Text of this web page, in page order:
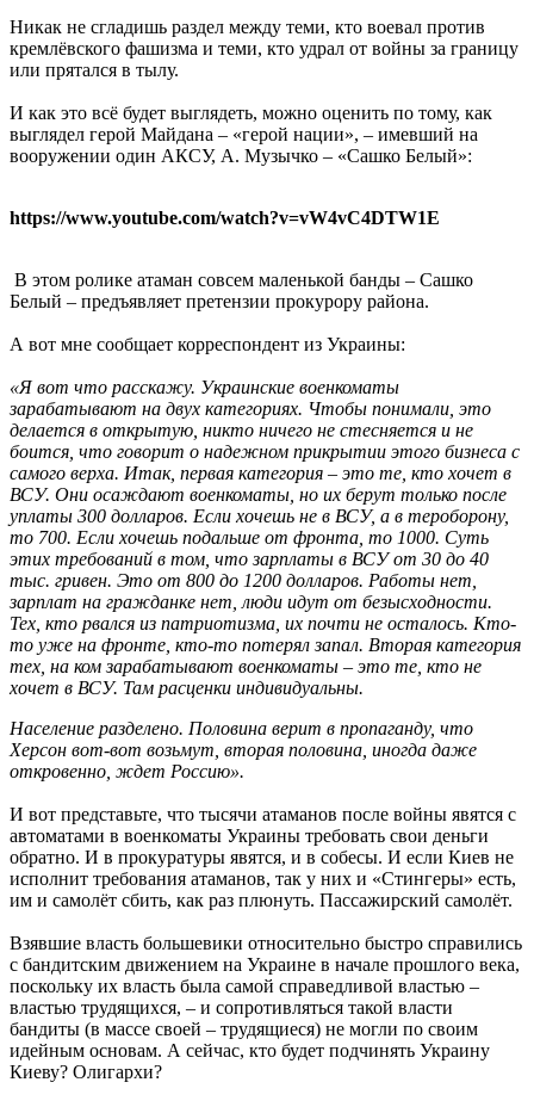
Никак не сгладишь раздел между теми, кто воевал против
кремлёвского фашизма и теми, кто удрал от войны за границу
или прятался в тылу.
И как это всё будет выглядеть, можно оценить по тому, как
выглядел герой Майдана – «герой нации», – имевший на
вооружении один АКСУ, А. Музычко – «Сашко Белый»:
https://www.youtube.com/watch?v=vW4vC4DTW1E
В этом ролике атаман совсем маленькой банды – Сашко
Белый – предъявляет претензии прокурору района.
А вот мне сообщает корреспондент из Украины:
«Я вот что расскажу. Украинские военкоматы
зарабатывают на двух категориях. Чтобы понимали, это
делается в открытую, никто ничего не стесняется и не
боится, что говорит о надежном прикрытии этого бизнеса с
самого верха. Итак, первая категория – это те, кто хочет в
ВСУ. Они осаждают военкоматы, но их берут только после
уплаты 300 долларов. Если хочешь не в ВСУ, а в тероборону,
то 700. Если хочешь подальше от фронта, то 1000. Суть
этих требований в том, что зарплаты в ВСУ от 30 до 40
тыс. гривен. Это от 800 до 1200 долларов. Работы нет,
зарплат на гражданке нет, люди идут от безысходности.
Тех, кто рвался из патриотизма, их почти не осталось. Кто-
то уже на фронте, кто-то потерял запал. Вторая категория
тех, на ком зарабатывают военкоматы – это те, кто не
хочет в ВСУ. Там расценки индивидуальны.
Население разделено. Половина верит в пропаганду, что
Херсон вот-вот возьмут, вторая половина, иногда даже
откровенно, ждет Россию».
И вот представьте, что тысячи атаманов после войны явятся с
автоматами в военкоматы Украины требовать свои деньги
обратно. И в прокуратуры явятся, и в собесы. И если Киев не
исполнит требования атаманов, так у них и «Стингеры» есть,
им и самолёт сбить, как раз плюнуть. Пассажирский самолёт.
Взявшие власть большевики относительно быстро справились
с бандитским движением на Украине в начале прошлого века,
поскольку их власть была самой справедливой властью –
властью трудящихся, – и сопротивляться такой власти
бандиты (в массе своей – трудящиеся) не могли по своим
идейным основам. А сейчас, кто будет подчинять Украину
Киеву? Олигархи?